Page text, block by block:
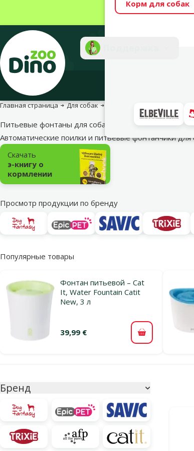
Весь
Корм для собак
Главная страница Для собак
Питьевые фонтаны для собак
Автоматические поилки и питьевые фонтанчики
Подкатегория
Скачать
э-книгу о
кормлении
Просмотр продукции по бренду
Популярные товары
Фонтан питьевой – Cat
It, Water Fountain Catit
New, 3 л
39,99 € В корзину
Бренд